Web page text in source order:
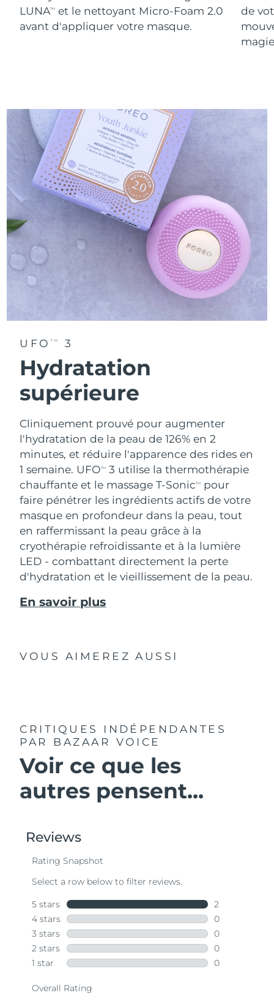
LUNATM
et le nettoyant Micro-Foam 2.0
avant d'appliquer votre masque.
de
UFO TM 3
Hydratation
supérieure
Cliniquement prouvé pour augmenter
l'hydratation de la peau de 126% en 2
minutes, et réduire l'apparence des rides en
1 semaine. UFOTM
3 utilise la thermothérapie
chauffante et le massage T-SonicTM
pour
faire pénétrer les ingrédients actifs de votre
masque en profondeur dans la peau, tout
en raffermissant la peau grâce à la
cryothérapie refroidissante et à la lumière
LED - combattant directement la perte
d'hydratation et le vieillissement de la peau.
En savoir plus
VOUS AIMEREZ AUSSI
CRITIQUES INDÉPENDANTES
PAR BAZAAR VOICE
Voir ce que les
autres pensent...